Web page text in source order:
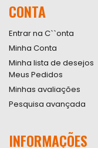
Newsletter:
CONTA
Entrar na C``onta
Minha Conta
Minha lista de desejos
Meus Pedidos
Minhas avaliações
Pesquisa avançada
INFORMAÇÕES